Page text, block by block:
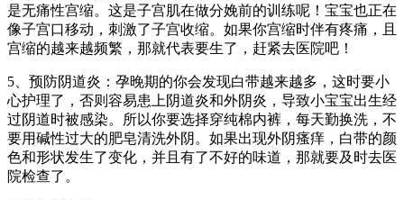
是无痛性宫缩。这是子宫肌在做分娩前的训练呢！宝宝也正在
像子宫口移动，刺激了子宫收缩。如果你宫缩时伴有疼痛，且
宫缩的越来越频繁，那就代表要生了，赶紧去医院吧！
5、预防阴道炎：孕晚期的你会发现白带越来越多，这时要小
心护理了，否则容易患上阴道炎和外阴炎，导致小宝宝出生经
过阴道时被感染。所以你要选择穿纯棉内裤，每天勤换洗，不
要用碱性过大的肥皂清洗外阴。如果出现外阴瘙痒，白带的颜
色和形状发生了变化，并且有了不好的味道，那就要及时去医
院检查了。